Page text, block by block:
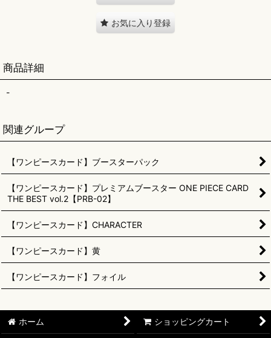
お気に入り登録
商品詳細
-
関連グループ
【ワンピースカード】ブースターパック
【ワンピースカード】プレミアムブースター ONE PIECE CARD
THE BEST vol.2【PRB-02】
【ワンピースカード】CHARACTER
【ワンピースカード】黄
【ワンピースカード】フォイル
ホーム ショッピングカート